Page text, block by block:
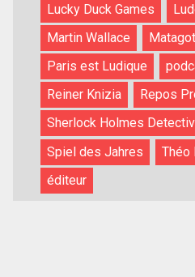
Lucky Duck Games
Martin Wallace
Matagot
Paris est Ludique
Reiner Knizia
Repos
Sherlock Holmes
Spiel des Jahres
Théo
éditeur